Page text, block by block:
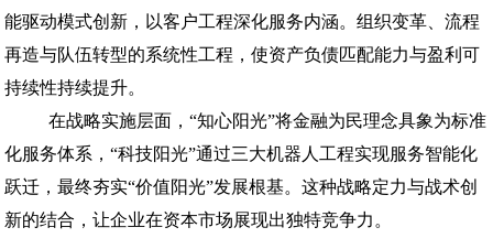
能驱动模式创新，以客户工程深化服务内涵。组织变革、流程
再造与队伍转型的系统性工程，使资产负债匹配能力与盈利可
持续性持续提升。
在战略实施层面，“知心阳光”将金融为民理念具象为标准
化服务体系，“科技阳光”通过三大机器人工程实现服务智能化
跃迁，最终夯实“价值阳光”发展根基。这种战略定力与战术创
新的结合，让企业在资本市场展现出独特竞争力。